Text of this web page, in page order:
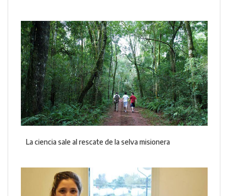
La ciencia sale al rescate de la selva misionera